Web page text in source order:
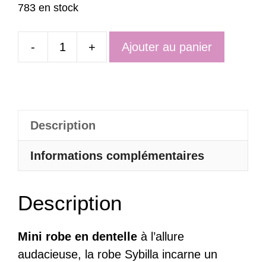
783 en stock
-
quantité
Sexy
En
Broderies
–
Sybilla
+ Ajouter au panier
Description
Informations complémentaires
Description
Mini robe en dentelle à l’allure
audacieuse, la robe Sybilla incarne un